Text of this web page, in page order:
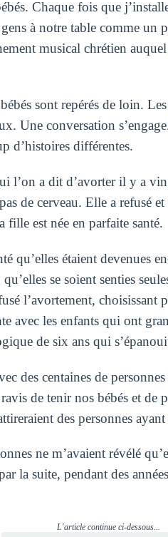
Chaque fois que
à notre table comme un
musical chrétien
sont repérés de loin.
Une conversation
d’histoires différentes.
l’on a dit d’avorter il y a
de cerveau. Elle a refusé
fille est née en parfaite santé.
qu’elles étaient devenues
se soient senties
l’avortement,
avec les enfants qui ont
de six ans qui
des centaines de
de tenir nos bébés et de
des personnes
ne m’avaient révélé
la suite, pendant des
L'article continue ci-dessous...